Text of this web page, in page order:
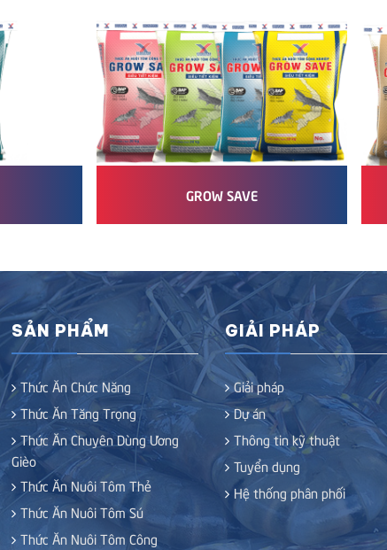
GROW SAVE
SẢN PHẨM
Thức Ăn Chức Năng
Thức Ăn Tăng Trọng
Thức Ăn Chuyên Dùng Ương
Gièo
Thức Ăn Nuôi Tôm Thẻ
Thức Ăn Nuôi Tôm Sú
Thức Ăn Nuôi Tôm Công
GIẢI PHÁP
Giải pháp
Dự án
Thông tin kỹ thuật
Tuyển dụng
Hệ thống phân phối